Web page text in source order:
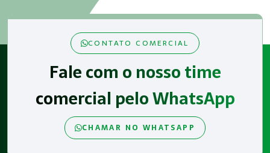
CONTATO COMERCIAL
Fale com o nosso time
comercial pelo WhatsApp
CHAMAR NO WHATSAPP